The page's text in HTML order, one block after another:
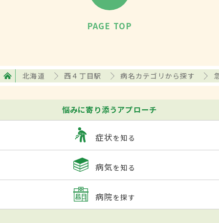
PAGE TOP
北海道 西４丁目駅 病名カテゴリから探す
悩みに寄り添うアプローチ
症状を知る
病気を知る
病院を探す